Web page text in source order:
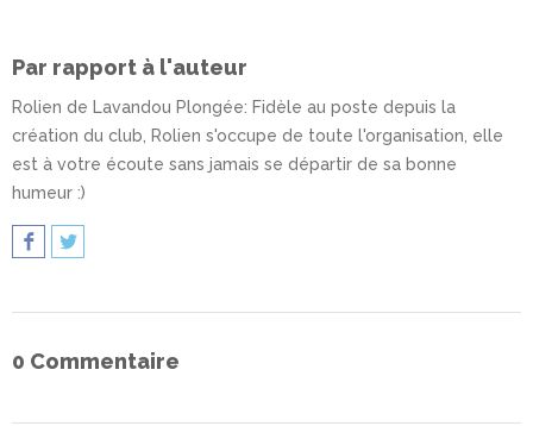
Par rapport à l'auteur
Rolien de Lavandou Plongée: Fidèle au poste depuis la
création du club, Rolien s'occupe de toute l'organisation, elle
est à votre écoute sans jamais se départir de sa bonne
humeur :)
0 Commentaire